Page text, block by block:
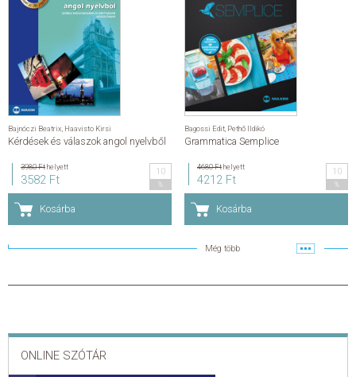
Bajnóczi Beatrix Haavisto Kirsi
Kérdések és válaszok angol nyelvből
3980 Fthelyett
3582 Ft
10
Kosárba
Bagossi Edit Pethő Ildikó
Grammatica Semplice
4680 Fthelyett
4212 Ft
10
Kosárba
Még több
ONLINE SZÓTÁR